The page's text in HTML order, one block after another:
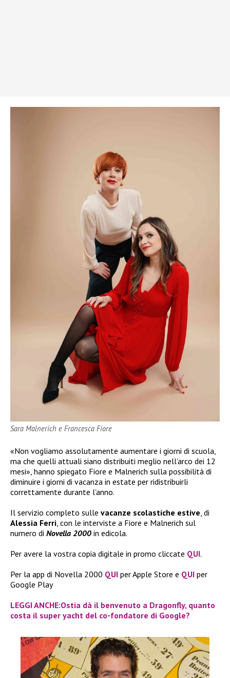
Sara Malnerich e Francesca Fiore
«Non vogliamo assolutamente aumentare i giorni di scuola,
ma che quelli attuali siano distribuiti meglio nell’arco dei 12
mesi», hanno spiegato Fiore e Malnerich sulla possibilità di
diminuire i giorni di vacanza in estate per ridistribuirli
correttamente durante l’anno.
Il servizio completo sulle vacanze scolastiche estive, di
Alessia Ferri, con le interviste a Fiore e Malnerich sul
numero di Novella 2000 in edicola.
Per avere la vostra copia digitale in promo cliccate QUI.
Per la app di Novella 2000 QUI per Apple Store e QUI per
Google Play
LEGGI ANCHE:Ostia dà il benvenuto a Dragonfly, quanto
costa il super yacht del co-fondatore di Google?